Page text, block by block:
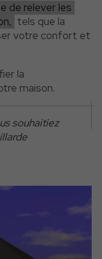
de relever les
tels que la
votre confort et
la
maison.
souhaitiez